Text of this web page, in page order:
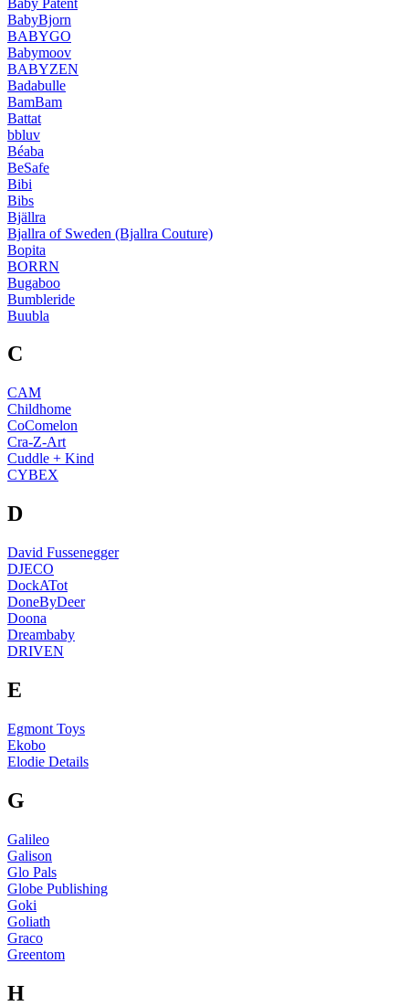
BabyBjorn
BABYGO
Babymoov
BABYZEN
Badabulle
BamBam
Battat
bbluv
Béaba
BeSafe
Bibi
Bibs
Bjällra
Bjallra of Sweden (Bjallra Couture)
Bopita
BORRN
Bugaboo
Bumbleride
Buubla
C
CAM
Childhome
CoComelon
Cra-Z-Art
Cuddle + Kind
CYBEX
D
David Fussenegger
DJECO
DockATot
DoneByDeer
Doona
Dreambaby
DRIVEN
E
Egmont Toys
Ekobo
Elodie Details
G
Galileo
Galison
Glo Pals
Globe Publishing
Goki
Goliath
Graco
Greentom
H